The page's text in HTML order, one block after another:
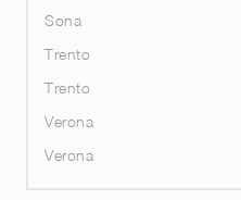
Sona
Trento
Trento
Verona
Verona